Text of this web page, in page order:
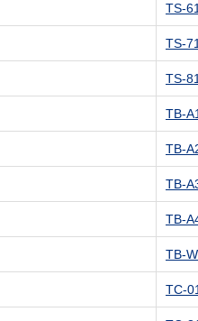
TS-61
TS-71
TS-81
TB-A1
TB-
TB-
TB-
TB-
TC-01